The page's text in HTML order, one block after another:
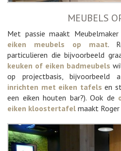
MEUBELS
Met passie maakt
eiken meubels op maat.
particulieren die bijvoorbeeld
keuken of eiken badmeubels
op projectbasis,
inrichten met eiken tafels en
een eiken houten bar?). Ook de
eiken kloostertafel maakt